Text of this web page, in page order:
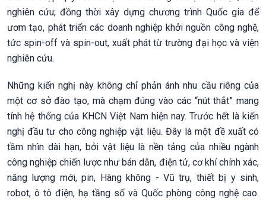
nghiên cứu; đồng thời xây dựng chương trình Quốc gia để
ươm tạo, phát triển các doanh nghiệp khởi nguồn công nghệ,
tức spin-off và spin-out, xuất phát từ trường đại học và viện
nghiên cứu.
Những kiến nghị này không chỉ phản ánh nhu cầu riêng của
một cơ sở đào tạo, mà chạm đúng vào các “nút thắt” mang
tính hệ thống của KHCN Việt Nam hiện nay. Trước hết là kiến
nghị đầu tư cho công nghiệp vật liệu. Đây là một đề xuất có
tầm nhìn dài hạn, bởi vật liệu là nền tảng của nhiều ngành
công nghiệp chiến lược như bán dẫn, điện tử, cơ khí chính xác,
năng lượng mới, pin, Hàng không - Vũ trụ, thiết bị y sinh,
robot, ô tô điện, hạ tầng số và Quốc phòng công nghệ cao.